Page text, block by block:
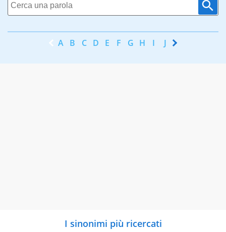
A B C D E F G H I J K
I sinonimi più ricercati